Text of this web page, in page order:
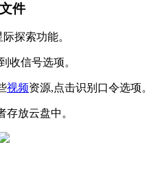
件
探索功能。
收信号选项。
视频资源,点击识别口令选项。
放云盘中。